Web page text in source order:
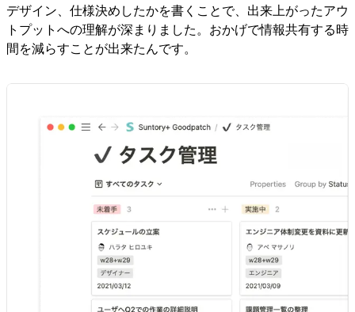
デザイン、仕様決めしたかを書くことで、出来上がったアウ
トプットへの理解が深まりました。おかげで情報共有する時
間を減らすことが出来たんです。